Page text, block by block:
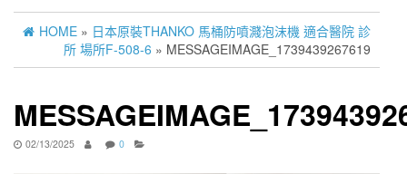
HOME » 日本原裝THANKO 馬桶防噴濺泡沫機 適合醫院 診
所 場所F-508-6 » MESSAGEIMAGE_1739439267619
02/13/2025 0